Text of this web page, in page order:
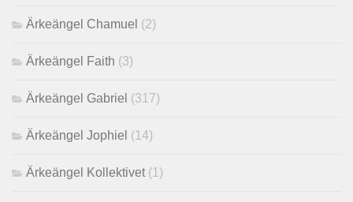
Ärkeängel Chamuel (2)
Ärkeängel Faith (3)
Ärkeängel Gabriel (317)
Ärkeängel Jophiel (14)
Ärkeängel Kollektivet (1)